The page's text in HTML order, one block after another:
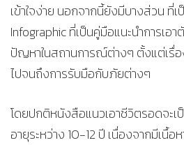
เข้าใจง่าย นอกจากนี้ยังมีบางส่วน ที่
Infographic ที่เป็นคู่มือแนะนำการเอ
ปัญหาในสถานการณ์ต่างๆ ตั้งแต่เรื่อ
ไปจนถึงการรับมือกับภัยต่างๆ
โดยปกติหนังสือแนวเอาชีวิตรอดจะ
อายุระหว่าง 10-12 ปี เนื่องจากมีเนื้อ